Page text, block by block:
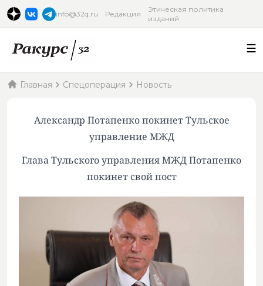
info@32q.ru Редакция
Этическая политика
изданий
Главная Спецоперация Новость
Александр Потапенко покинет Тульское
управление МЖД
Глава Тульского управления МЖД Потапенко
покинет свой пост